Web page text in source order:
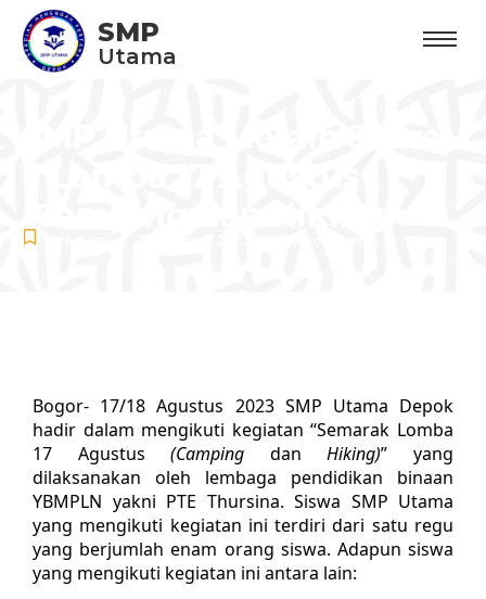
SMP
Utama
Bogor- 17/18 Agustus 2023 SMP Utama Depok
hadir dalam mengikuti kegiatan “Semarak Lomba
17 Agustus(Camping danHiking)” yang
dilaksanakan oleh lembaga pendidikan binaan
YBMPLN yakni PTE Thursina. Siswa SMP Utama
yang mengikuti kegiatan ini terdiri dari satu regu
yang berjumlah enam orang siswa. Adapun siswa
yang mengikuti kegiatan ini antara lain: